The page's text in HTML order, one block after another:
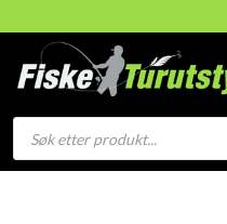
Products
search